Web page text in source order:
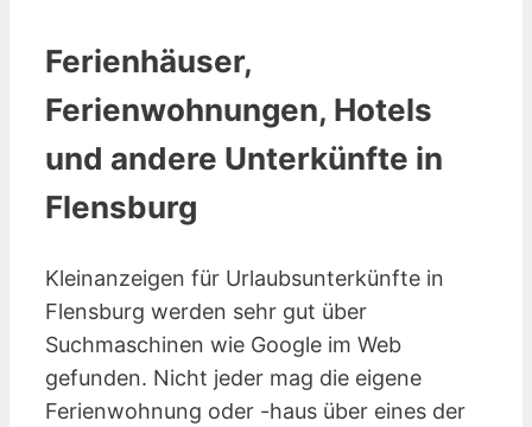
Ferienhäuser,
Ferienwohnungen, Hotels
und andere Unterkünfte in
Flensburg
Kleinanzeigen für Urlaubsunterkünfte in
Flensburg werden sehr gut über
Suchmaschinen wie Google im Web
gefunden. Nicht jeder mag die eigene
Ferienwohnung oder -haus über eines der